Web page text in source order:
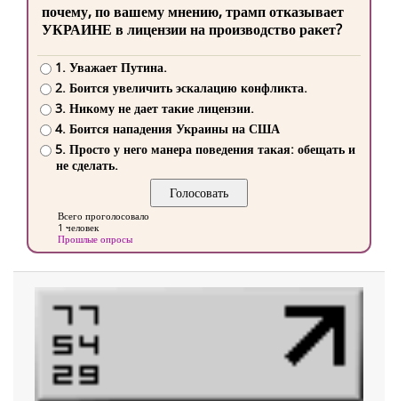
почему, по вашему мнению, трамп отказывает
УКРАИНЕ в лицензии на производство ракет?
1. Уважает Путина.
2. Боится увеличить эскалацию конфликта.
3. Никому не дает такие лицензии.
4. Боится нападения Украины на США
5. Просто у него манера поведения такая: обещать и
не сделать.
Всего проголосовало
1 человек
Прошлые опросы